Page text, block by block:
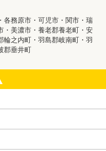
各務原市・可児市・関市・瑞
・美濃市・養老郡養老町・安
輪之内町・羽島郡岐南町・羽
郡垂井町